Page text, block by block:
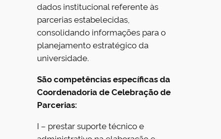
dados institucional referente às
parcerias estabelecidas,
consolidando informações para o
planejamento estratégico da
universidade.
São competências específicas da
Coordenadoria de Celebração de
Parcerias:
I – prestar suporte técnico e